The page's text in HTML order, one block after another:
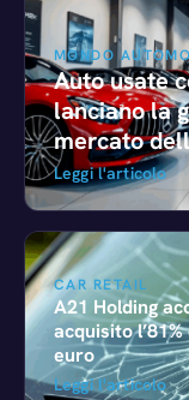
MONDO
Auto usate
lanciano la
mercato
Leggi l'articolo
CAR RETAIL
A21 Holding
acquisito
euro
Leggi l'articolo